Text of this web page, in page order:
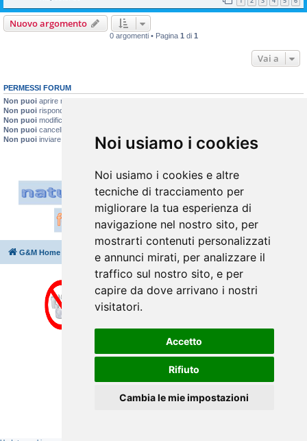
Noi usiamo i cookies
Noi usiamo i cookies e altre
tecniche di tracciamento per
migliorare la tua esperienza di
navigazione nel nostro sito, per
mostrarti contenuti personalizzati
e annunci mirati, per analizzare il
traffico sul nostro sito, e per
capire da dove arrivano i nostri
visitatori.
Accetto
Rifiuto
Cambia le mie impostazioni
Nuovo argomento
0 argomenti • Pagina 1 di 1
Vai a
PERMESSI FORUM
Non puoi aprire nuovi argomenti
Non puoi rispondere negli argomenti
Non puoi modificare i tuoi messaggi
Non puoi cancellare i tuoi messaggi
Non puoi inviare allegati
G&M Home Tutti gli orari sonoUTC+02:00
Cancella cookie
phpBB® Forum Software © phpBB Limited